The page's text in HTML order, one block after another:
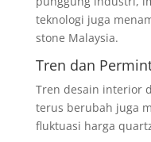
teknologi juga
stone Malaysia.
Tren dan
Tren desain interior
terus berubah juga
fluktuasi harga